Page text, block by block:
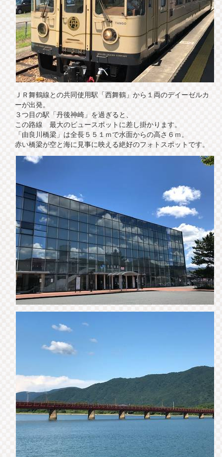
ＪＲ舞鶴線との共同使用駅「西舞鶴」から１両のデイーゼルカ
ーが出発。
３つ目の駅「丹後神崎」を過ぎると、
この路線 最大のビュースポットに差し掛かります。
「由良川橋梁」は全長５５１ｍで水面からの高さ６ｍ。
赤い橋梁が空と海に見事に映える絶好のフォトスポットです。